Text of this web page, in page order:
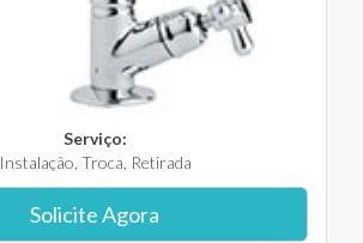
Serviço:
Instalação, Troca, Retirada
Solicite Agora